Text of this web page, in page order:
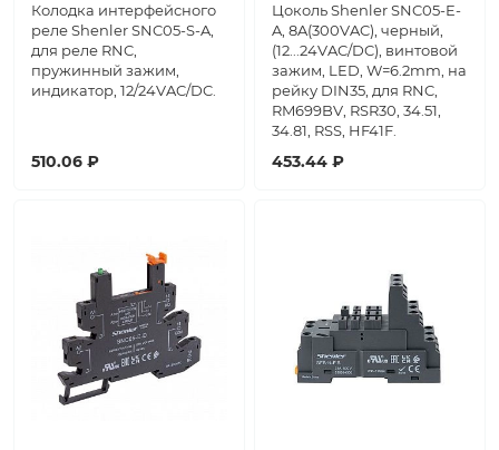
Колодка интерфейсного
реле Shenler SNC05-S-A,
для реле RNC,
пружинный зажим,
индикатор, 12/24VAC/DC.
510.06 ₽
Цоколь Shenler SNC05-E-
A, 8A(300VAC), черный,
(12...24VAC/DC), винтовой
зажим, LED, W=6.2mm, на
рейку DIN35, для RNC,
RM699BV, RSR30, 34.51,
34.81, RSS, HF41F.
453.44 ₽